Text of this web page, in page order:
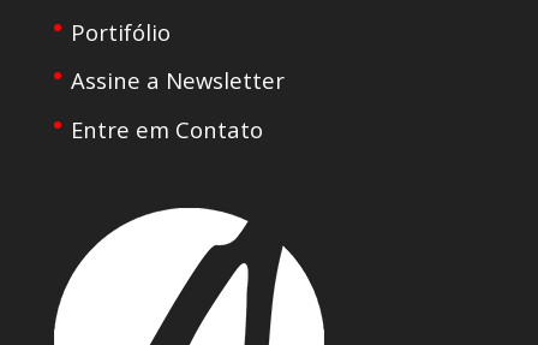
Portifólio
Assine a Newsletter
Entre em Contato